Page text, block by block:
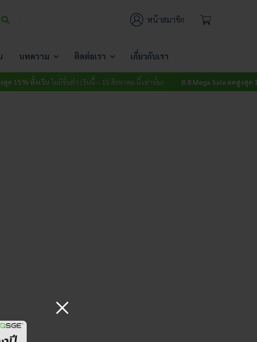
หน้าสมาชิก
บทความ ติดต่อเรา เกี่ยวกับเรา
15% ทั้งเว็บไม่มีขั้นต่ำ (วันนี้ – 15 สิงหาคม นี้ เท่านั้น) 8.8 Mega Sale ลดสูงสุด